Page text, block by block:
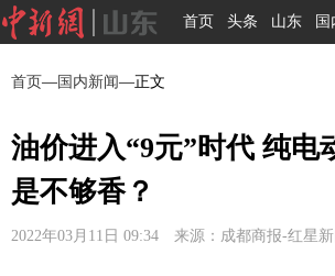
首页 头条 山东 国
首页— 国内新闻—正文
油价进入“9元”时代 纯电
是不够香？
2022年03月11日 09:34 来源：成都商报-红星新